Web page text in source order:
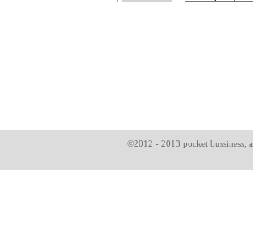
©2012 - 2013 pocket bussiness,